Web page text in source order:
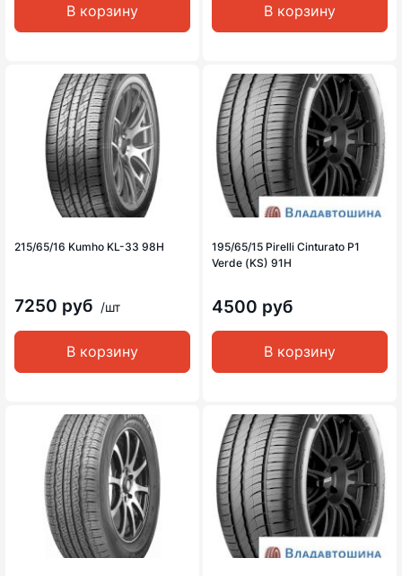
В корзину В корзину
215/65/16 Kumho KL-33 98H
7250 руб /шт
В корзину
195/65/15 Pirelli Cinturato P1
Verde (KS) 91H
4500 руб
В корзину